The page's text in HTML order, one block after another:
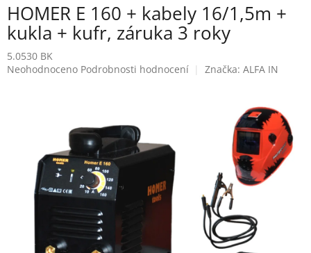
HOMER E 160 + kabely 16/1,5m +
kukla + kufr, záruka 3 roky
5.0530 BK
Průměrné
hvězdiček.
Neohodnoceno Podrobnosti hodnocení Značka: ALFA IN